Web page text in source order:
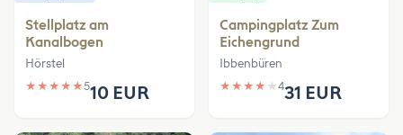
Stellplatz am
Kanalbogen
Hörstel
★ ★ ★ ★ ★510 EUR
Campingplatz Zum
Eichengrund
Ibbenbüren
★ ★ ★ ★ ★ 431 EUR